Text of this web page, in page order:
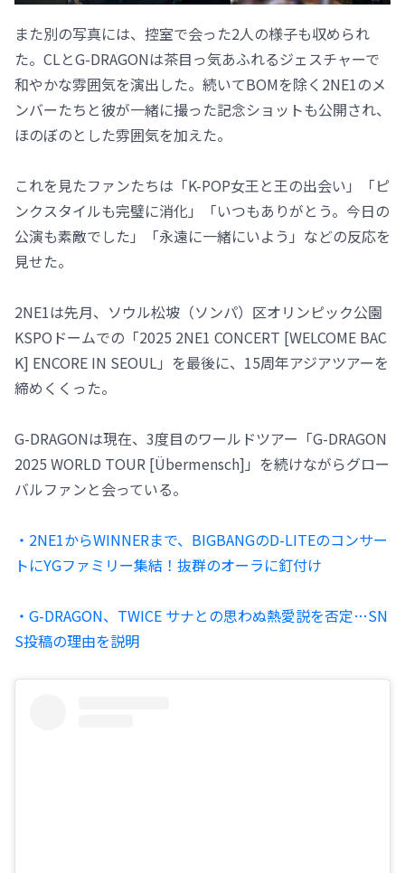
また別の写真には、控室で会った2人の様子も収められ
た。CLとG-DRAGONは茶目っ気あふれるジェスチャーで
和やかな雰囲気を演出した。続いてBOMを除く2NE1のメ
ンバーたちと彼が一緒に撮った記念ショットも公開され、
ほのぼのとした雰囲気を加えた。
これを見たファンたちは「K-POP女王と王の出会い」「ピ
ンクスタイルも完璧に消化」「いつもありがとう。今日の
公演も素敵でした」「永遠に一緒にいよう」などの反応を
見せた。
2NE1は先月、ソウル松坡（ソンパ）区オリンピック公園
KSPOドームでの「2025 2NE1 CONCERT [WELCOME BAC
K] ENCORE IN SEOUL」を最後に、15周年アジアツアーを
締めくくった。
G-DRAGONは現在、3度目のワールドツアー「G-DRAGON
2025 WORLD TOUR [Übermensch]」を続けながらグロー
バルファンと会っている。
・2NE1からWINNERまで、BIGBANGのD-LITEのコンサー
トにYGファミリー集結！抜群のオーラに釘付け
・G-DRAGON、TWICE サナとの思わぬ熱愛説を否定…SN
S投稿の理由を説明